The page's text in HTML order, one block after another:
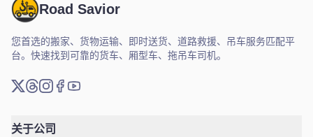
Road Savior
您首选的搬家、货物运输、即时送货、道路救援、吊车服务匹配平
台。快速找到可靠的货车、厢型车、拖吊车司机。
关于公司